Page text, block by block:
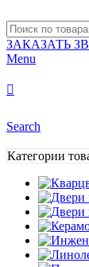
ЗАКАЗАТЬ
Menu
Search
Категории